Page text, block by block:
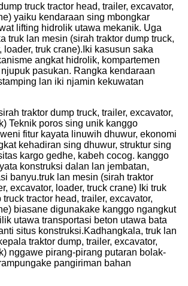
truck tractor head, trailer, excavator,
yaiku kendaraan sing mbongkar
lifting hidrolik utawa mekanik. Uga
truk lan mesin (sirah traktor dump truck,
loader, truk crane).Iki kasusun saka
angkat hidrolik, kompartemen
pasukan. Rangka kendaraan
lan iki njamin kekuwatan
traktor dump truck, trailer, excavator,
Teknik poros sing unik kanggo
fitur kayata linuwih dhuwur, ekonomi
kehadiran sing dhuwur, struktur sing
kargo gedhe, kabeh cocog. kanggo
konstruksi dalan lan jembatan,
banyu.truk lan mesin (sirah traktor
excavator, loader, truck crane) Iki truk
truck tractor head, trailer, excavator,
biasane digunakake kanggo ngangkut
utawa transportasi beton utawa bata
situs konstruksi.Kadhangkala, truk lan
traktor dump, trailer, excavator,
nggawe pirang-pirang putaran bolak-
pangiriman bahan